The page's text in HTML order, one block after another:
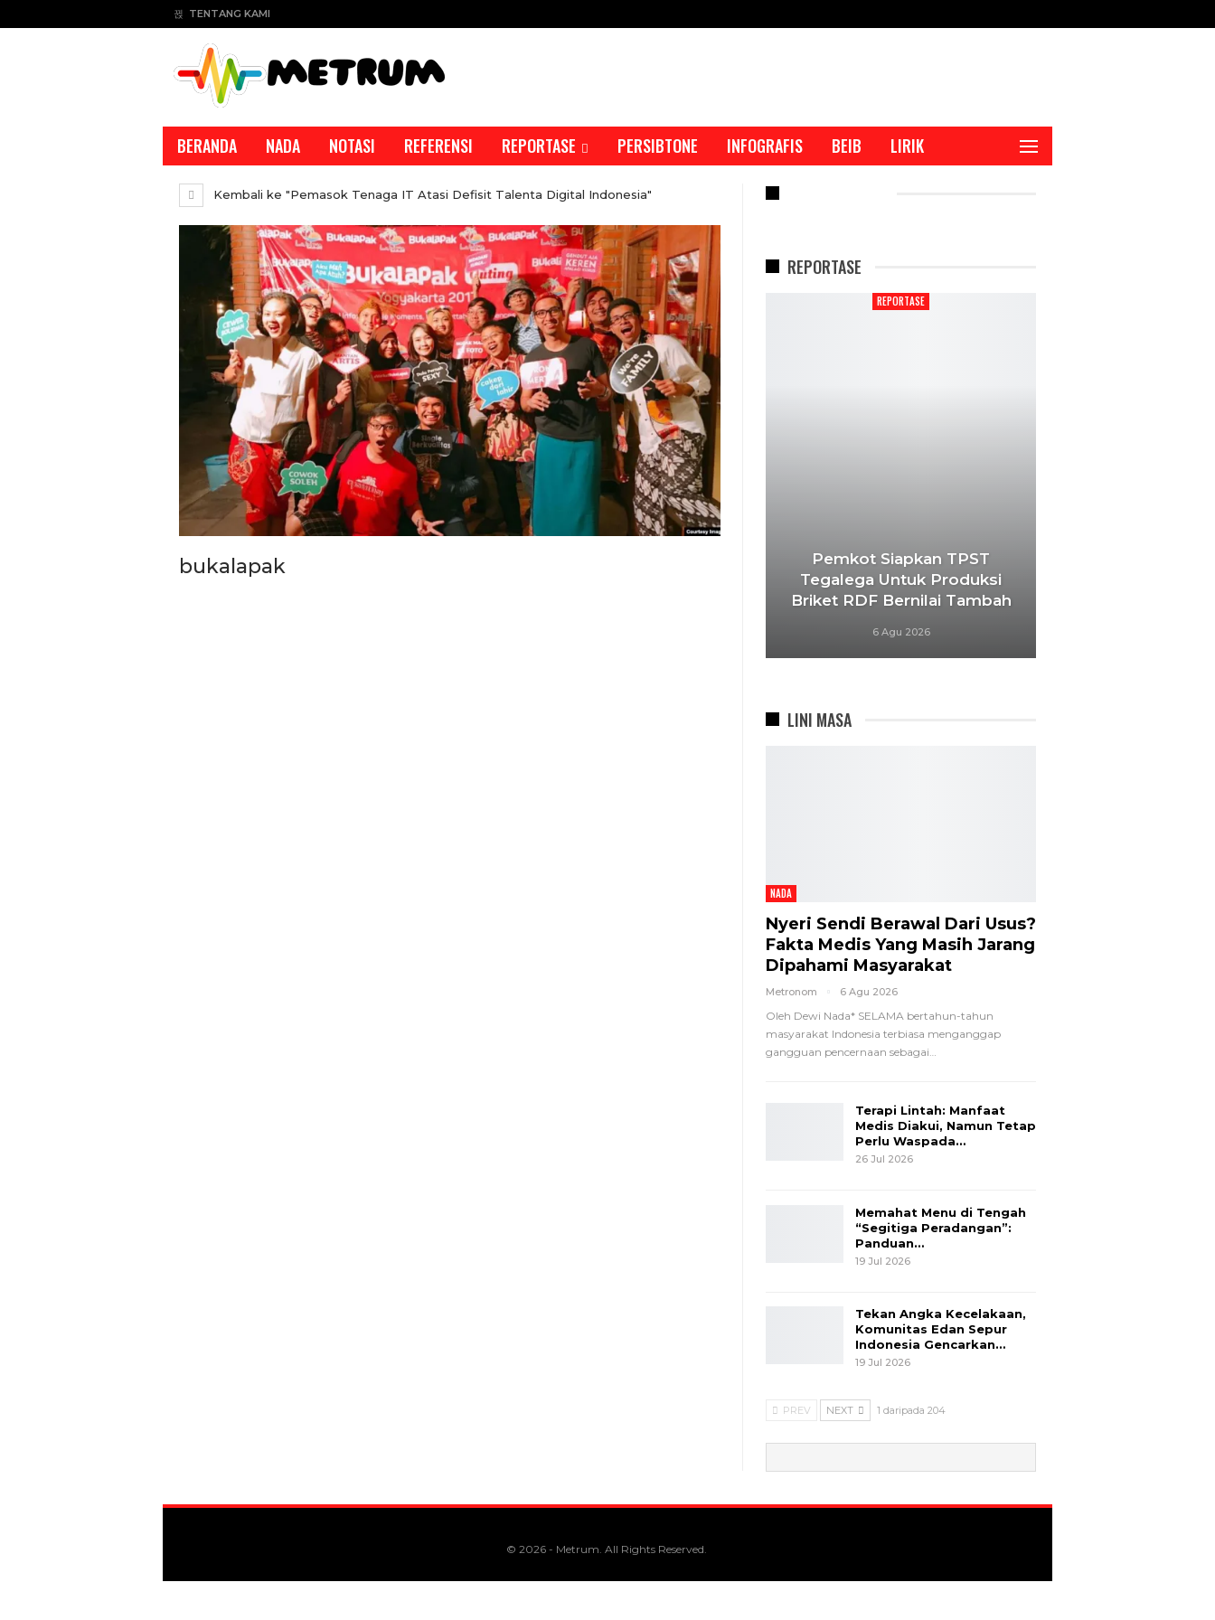
TENTANG KAMI
BERANDA NADA NOTASI REFERENSI REPORTASE PERSIBTONE INFOGRAFIS BEIB LIRIK
Kembali ke "Pemasok Tenaga IT Atasi Defisit Talenta Digital Indonesia"
bukalapak
REPORTASE
REPORTASE
Pemkot Siapkan TPST
Tegalega Untuk Produksi
Briket RDF Bernilai Tambah
6 Agu 2026
LINI MASA
NADA
Nyeri Sendi Berawal Dari Usus?
Fakta Medis Yang Masih Jarang
Dipahami Masyarakat
Metronom 6 Agu 2026
Oleh Dewi Nada* SELAMA bertahun-tahun
masyarakat Indonesia terbiasa menganggap
gangguan pencernaan sebagai…
Terapi Lintah: Manfaat
Medis Diakui, Namun Tetap
Perlu Waspada…
26 Jul 2026
Memahat Menu di Tengah
“Segitiga Peradangan”:
Panduan…
19 Jul 2026
Tekan Angka Kecelakaan,
Komunitas Edan Sepur
Indonesia Gencarkan…
19 Jul 2026
PREV NEXT 1 daripada 204
© 2026 - Metrum. All Rights Reserved.